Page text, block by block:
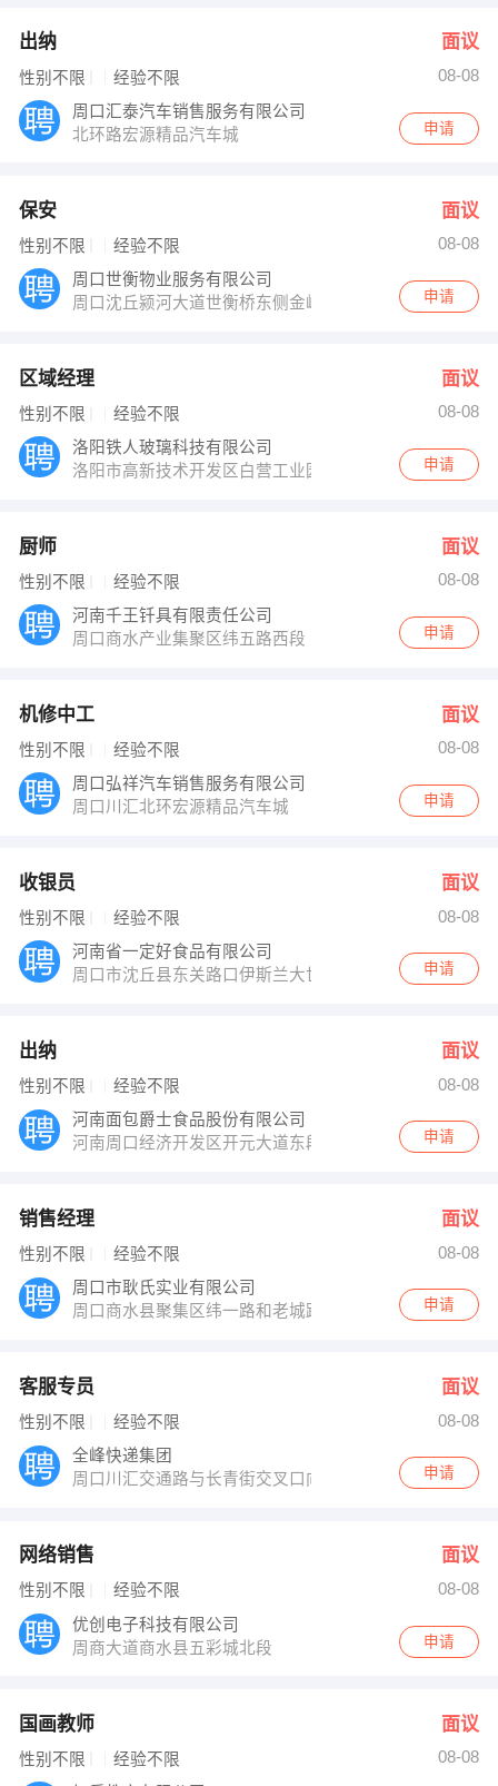
出纳 面议
性别不限 经验不限
08-08
周口汇泰汽车销售服务有限公司
北环路宏源精品汽车城
申请
保安 面议
性别不限 经验不限
08-08
周口世衡物业服务有限公司
周口沈丘颍河大道世衡桥东侧金岭世衡广场
申请
区域经理 面议
性别不限 经验不限
08-08
洛阳铁人玻璃科技有限公司
洛阳市高新技术开发区白营工业园
申请
厨师 面议
性别不限 经验不限
08-08
河南千王钎具有限责任公司
周口商水产业集聚区纬五路西段
申请
机修中工 面议
性别不限 经验不限
08-08
周口弘祥汽车销售服务有限公司
周口川汇北环宏源精品汽车城
申请
收银员 面议
性别不限 经验不限
08-08
河南省一定好食品有限公司
周口市沈丘县东关路口伊斯兰大世界北楼
申请
出纳 面议
性别不限 经验不限
08-08
河南面包爵士食品股份有限公司
河南周口经济开发区开元大道东段中小企业孵化园内
申请
销售经理 面议
性别不限 经验不限
08-08
周口市耿氏实业有限公司
周口商水县聚集区纬一路和老城路交叉口二高斜对面
申请
客服专员 面议
性别不限 经验不限
08-08
全峰快递集团
周口川汇交通路与长青街交叉口向南200米路东
申请
网络销售 面议
性别不限 经验不限
08-08
优创电子科技有限公司
周商大道商水县五彩城北段
申请
国画教师 面议
性别不限 经验不限
08-08